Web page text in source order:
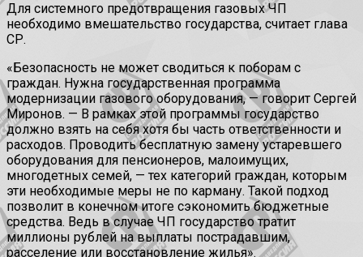
Для системного предотвращения газовых ЧП
необходимо вмешательство государства, считает глава
СР.
«Безопасность не может сводиться к поборам с
граждан. Нужна государственная программа
модернизации газового оборудования, — говорит Сергей
Миронов. — В рамках этой программы государство
должно взять на себя хотя бы часть ответственности и
расходов. Проводить бесплатную замену устаревшего
оборудования для пенсионеров, малоимущих,
многодетных семей, — тех категорий граждан, которым
эти необходимые меры не по карману. Такой подход
позволит в конечном итоге сэкономить бюджетные
средства. Ведь в случае ЧП государство тратит
миллионы рублей на выплаты пострадавшим,
расселение или восстановление жилья».